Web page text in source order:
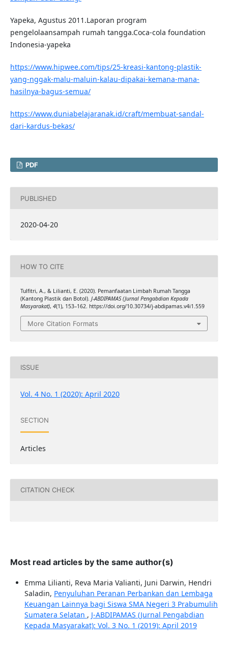
Yapeka, Agustus 2011.Laporan program
pengelolaansampah rumah tangga.Coca-cola foundation
Indonesia-yapeka
https://www.hipwee.com/tips/25-kreasi-kantong-plastik-
yang-nggak-malu-maluin-kalau-dipakai-kemana-mana-
hasilnya-bagus-semua/
https://www.duniabelajaranak.id/craft/membuat-sandal-
dari-kardus-bekas/
PDF
PUBLISHED
2020-04-20
HOW TO CITE
Tulfitri, A., & Lilianti, E. (2020). Pemanfaatan Limbah Rumah Tangga
(Kantong Plastik dan Botol). J-ABDIPAMAS (Jurnal Pengabdian Kepada
Masyarakat), 4(1), 153–162. https://doi.org/10.30734/j-abdipamas.v4i1.559
More Citation Formats
ISSUE
Vol. 4 No. 1 (2020): April 2020
SECTION
Articles
CITATION CHECK
Most read articles by the same author(s)
Emma Lilianti, Reva Maria Valianti, Juni Darwin, Hendri
Saladin, Penyuluhan Peranan Perbankan dan Lembaga
Keuangan Lainnya bagi Siswa SMA Negeri 3 Prabumulih
Sumatera Selatan , J-ABDIPAMAS (Jurnal Pengabdian
Kepada Masyarakat): Vol. 3 No. 1 (2019): April 2019